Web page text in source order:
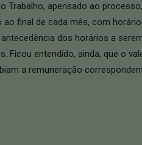
Trabalho, apensado ao
ao final de cada mês, com
dos horários a
Ficou entendido, ainda, que o
a remuneração